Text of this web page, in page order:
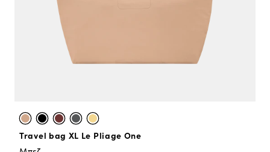
Travel bag XL Le Pliage One